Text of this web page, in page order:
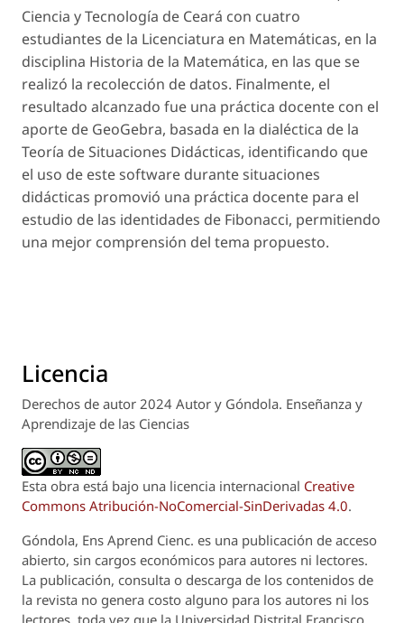
Ciencia y Tecnología de Ceará con cuatro
estudiantes de la Licenciatura en Matemáticas, en la
disciplina Historia de la Matemática, en las que se
realizó la recolección de datos. Finalmente, el
resultado alcanzado fue una práctica docente con el
aporte de GeoGebra, basada en la dialéctica de la
Teoría de Situaciones Didácticas, identificando que
el uso de este software durante situaciones
didácticas promovió una práctica docente para el
estudio de las identidades de Fibonacci, permitiendo
una mejor comprensión del tema propuesto.
Licencia
Derechos de autor 2024 Autor y Góndola. Enseñanza y
Aprendizaje de las Ciencias
Esta obra está bajo una licencia internacional Creative
Commons Atribución-NoComercial-SinDerivadas 4.0.
Góndola, Ens Aprend Cienc. es una publicación de acceso
abierto, sin cargos económicos para autores ni lectores.
La publicación, consulta o descarga de los contenidos de
la revista no genera costo alguno para los autores ni los
lectores, toda vez que la Universidad Distrital Francisco